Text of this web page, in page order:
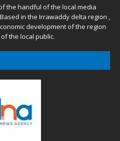
the handful of the local media
in the Irrawaddy delta region ,
development of the region
the local public.